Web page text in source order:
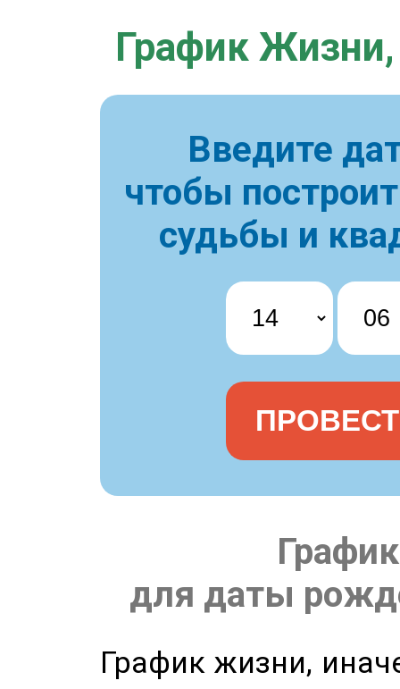
График Жизни,
Введите
чтобы
судьбы и
для даты
График жизни,